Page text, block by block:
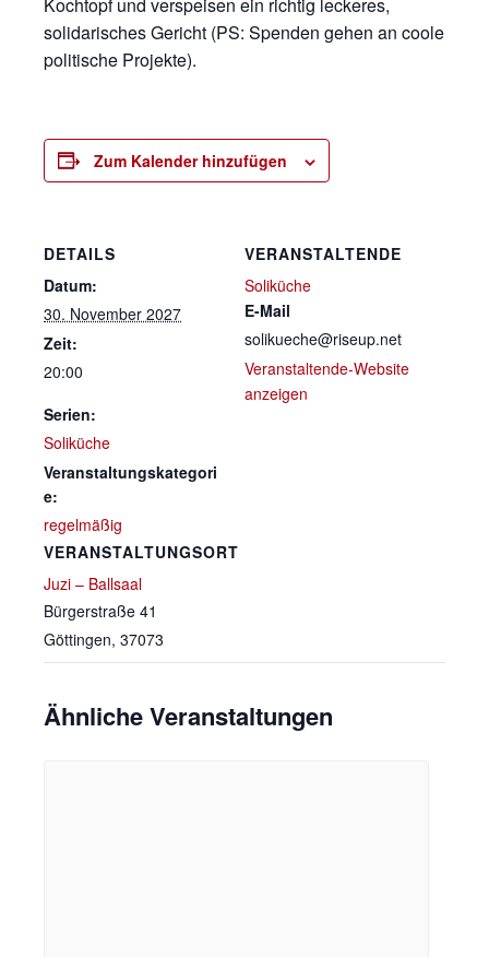
solidarisches Gericht (PS: Spenden gehen an coole
politische Projekte).
Zum Kalender hinzufügen
DETAILS
Datum:
30. November 2027
Zeit:
20:00
Serien:
Soliküche
Veranstaltungskategori
e:
regelmäßig
VERANSTALTUNGSORT
Juzi – Ballsaal
Bürgerstraße 41
Göttingen, 37073
VERANSTALTENDE
Soliküche
E-Mail
solikueche@riseup.net
Veranstaltende-Website
anzeigen
Ähnliche Veranstaltungen